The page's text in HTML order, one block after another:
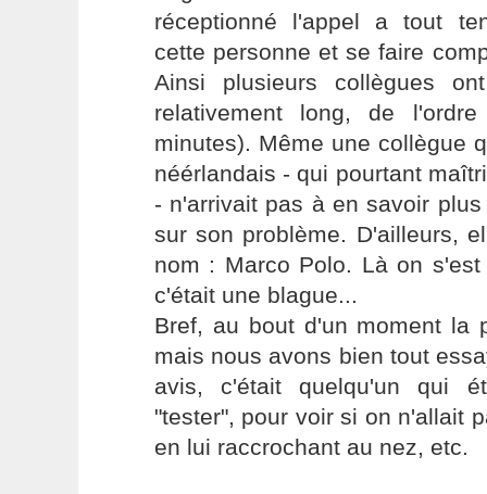
réceptionné l'appel a tout
cette personne et se faire
Ainsi plusieurs collègues
relativement long, de
minutes). Même une collègue
néérlandais - qui pourtant
- n'arrivait pas à en savoir
sur son problème. D'ailleurs,
nom : Marco Polo. Là on
c'était une blague...
Bref, au bout d'un moment la
mais nous avons bien tout
avis, c'était quelqu'un qui
"tester", pour voir si on n'allait
en lui raccrochant au nez, etc.